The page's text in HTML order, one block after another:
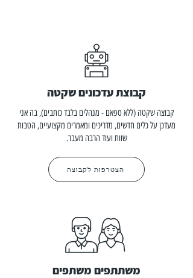
קבוצת עדכונים שקטה
קבוצה שקטה (ללא ספאם - מנהלים בלבד כותבים), בה אני
מעדכן על כלים חדשים, מדריכים ומאמרים מקצועיים, הטבות
שוות ועוד הרבה מעבר.
הצטרפות לקבוצה
משתתפים משתפים